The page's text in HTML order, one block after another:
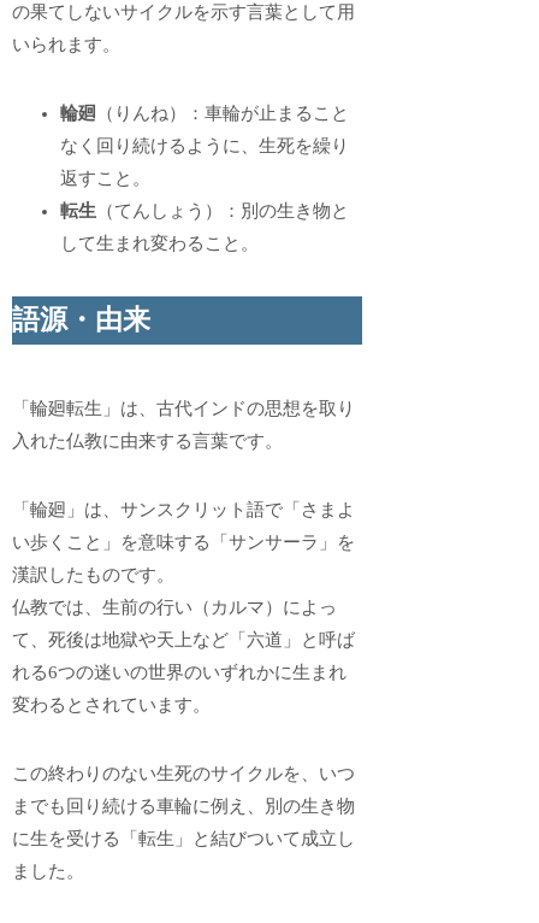
の果てしないサイクルを示す言葉として用
いられます。
輪廻
（りんね）：車輪が止まること
なく回り続けるように、生死を繰り
返すこと。
転生 （てんしょう）：別の生き物と
して生まれ変わること。
語源・由来
「輪廻転生」は、古代インドの思想を取り
入れた仏教に由来する言葉です。
「輪廻」は、サンスクリット語で「さまよ
い歩くこと」を意味する「サンサーラ」を
漢訳したものです。
仏教では、生前の行い（カルマ）によっ
て、死後は地獄や天上など「六道」と呼ば
れる6つの迷いの世界のいずれかに生まれ
変わるとされています。
この終わりのない生死のサイクルを、いつ
までも回り続ける車輪に例え、別の生き物
に生を受ける「転生」と結びついて成立し
ました。